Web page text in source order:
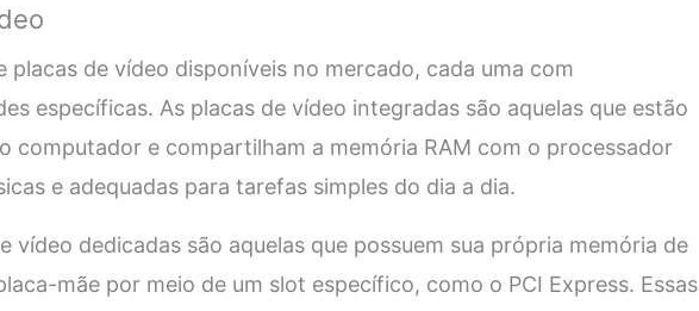
placas de vídeo disponíveis no mercado, cada uma com
específicas. As placas de vídeo integradas são aquelas que estão
computador e compartilham a memória RAM com o processador
e adequadas para tarefas simples do dia a dia.
vídeo dedicadas são aquelas que possuem sua própria memória de
mãe por meio de um slot específico, como o PCI Express. Essas